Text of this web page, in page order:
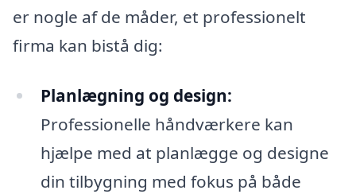
er nogle af de måder, et professionelt
firma kan bistå dig:
Planlægning og design:
Professionelle håndværkere kan
hjælpe med at planlægge og designe
din tilbygning med fokus på både